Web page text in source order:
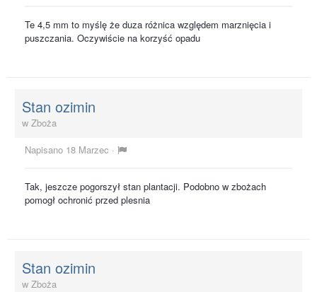
Te 4,5 mm to myślę że duza różnica względem marznięcia i
puszczania. Oczywiście na korzyść opadu
Stan ozimin
w Zboża
Napisano 18 Marzec ·
Tak, jeszcze pogorszył stan plantacji. Podobno w zbożach
pomogł ochronić przed plesnia
Stan ozimin
w Zboża